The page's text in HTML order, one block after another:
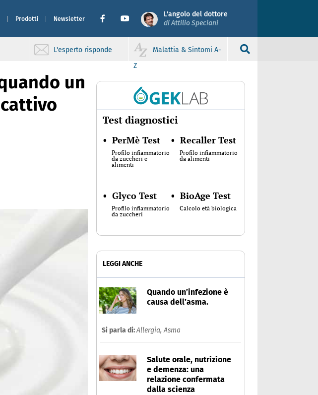
Prodotti Newsletter
L'angolo del dottore
di Attilio Speciani
L'esperto risponde
Malattia & Sintomi A-
Z
un
Test diagnostici
• PerMè Test
Profilo infiammatorio
da zuccheri e
alimenti
• Recaller Test
Profilo infiammatorio
da alimenti
• Glyco Test
Profilo infiammatorio
da zuccheri
• BioAge Test
Calcolo età biologica
LEGGI ANCHE
Quando un’infezione è
causa dell’asma.
Si parla di:Allergia,Asma
Salute orale, nutrizione
e demenza: una
relazione confermata
dalla scienza